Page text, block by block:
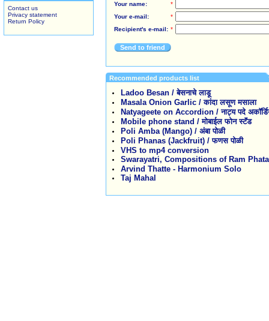
Contact us
Privacy statement
Return Policy
Your name:
*
Your e-mail:
*
Recipient's e-mail: *
Send to friend
Recommended products list
Ladoo Besan / बेसनाचे लाडू
Masala Onion Garlic / कांदा लसूण मसाला
Natyageete on Accordion / नाट्य पदे
Mobile phone stand / मोबाईल फोन स्टॅंड
Poli Amba (Mango) / अंबा पोळी
Poli Phanas (Jackfruit) / फणस पोळी
VHS to mp4 conversion
Swarayatri, Compositions of Ram Phatak /
Arvind Thatte - Harmonium Solo
Taj Mahal